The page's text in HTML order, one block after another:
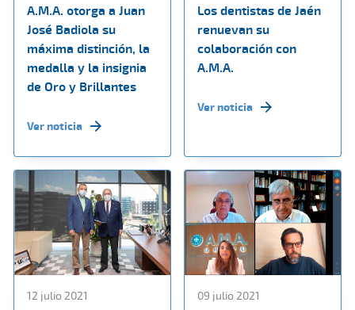
A.M.A. otorga a Juan
José Badiola su
máxima distinción, la
medalla y la insignia
de Oro y Brillantes
Ver noticia
Los dentistas de Jaén
renuevan su
colaboración con
A.M.A.
Ver noticia
12 julio 2021 09 julio 2021